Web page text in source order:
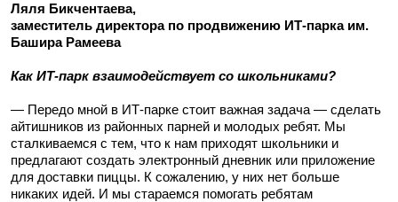
Ляля Бикчентаева,
заместитель директора по продвижению ИТ-парка им.
Башира Рамеева
Как ИТ-парк взаимодействует со школьниками?
— Передо мной в ИТ-парке стоит важная задача — сделать
айтишников из районных парней и молодых ребят. Мы
сталкиваемся с тем, что к нам приходят школьники и
предлагают создать электронный дневник или приложение
для доставки пиццы. К сожалению, у них нет больше
никаких идей. И мы стараемся помогать ребятам